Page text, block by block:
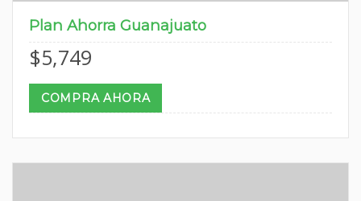
Plan Ahorra Guanajuato
$5,749
COMPRA AHORA